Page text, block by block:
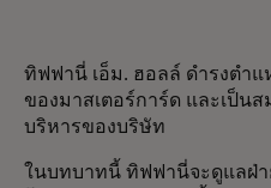
ทิฟฟานี่ เอ็ม. ฮอลล์ ดำรงตำ
ของมาสเตอร์การ์ด และเป็น
บริหารของบริษัท
ในบทบาทนี้ ทิฟฟานี่จะดูแลฝ่